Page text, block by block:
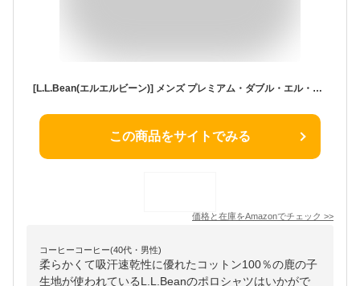
[L.L.Bean(エルエルビーン)] メンズ プレミアム・ダブル・エル・ポロシャツ 半袖 赤のビーン・ブーツの刺繍入り ジャパン・フィット Mサイズ ネイビー Classic Navy １００００３５９１６
この商品をサイトでみる
価格と在庫をAmazonでチェック >>
コーヒーコーヒー(40代・男性)
柔らかくて吸汗速乾性に優れたコットン100％の鹿の子
生地が使われているL.L.Beanのポロシャツはいかがで